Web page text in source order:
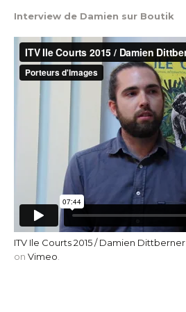
Interview de Damien sur Boutik
ITV Ile Courts 2015 / Damien Dittberner
on Vimeo